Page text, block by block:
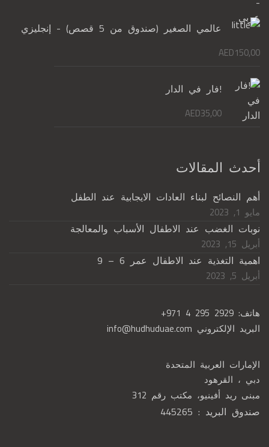
عالمي الصغير (صندوق من 5 قصص) - إنجليزي
AED150,00
!فار في الدار
AED35,00
أحدث المقالات
أهم النصائح لبناء العادات الايجابية عند الطفل
مايو 1, 2023
نوبات الغضب عند الاطفال الأسباب والمعالجة
أبريل 15, 2023
اهمية التغذية عند الاطفال عمر 6 – 9
أبريل 5, 2023
هاتف: +971 4 295 2929
البريد الإلكتروني info@hudhuduae.com
الإمارات العربية المتحدة
دبي ، القرهود
مبنى ريد أفينيو، مكتب رقم 312
صندوق البريد : 445265